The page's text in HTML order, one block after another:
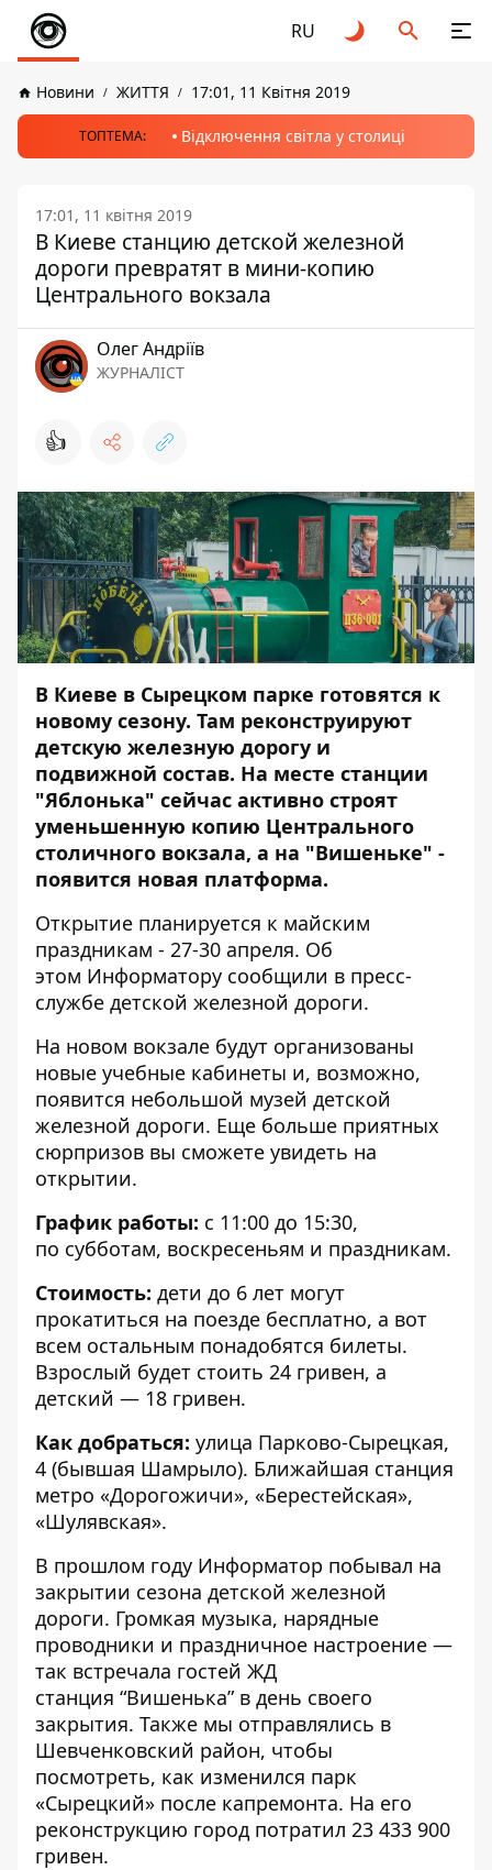
RU
Новини ЖИТТЯ 17:01, 11 Квітня 2019
ТОПТЕМА: Відключення світла у столиці
17:01, 11 квітня 2019
В Киеве станцию детской железной
дороги превратят в мини-копию
Центрального вокзала
Олег Андріїв
ЖУРНАЛІСТ
👍
В Киеве в Сырецком парке готовятся к
новому сезону. Там реконструируют
детскую железную дорогу и
подвижной состав. На месте станции
"Яблонька" сейчас активно строят
уменьшенную копию Центрального
столичного вокзала, а на "Вишеньке" -
появится новая платформа.
Открытие планируется к майским
праздникам - 27-30 апреля. Об
этом Информатору сообщили в пресс-
службе детской железной дороги.
На новом вокзале будут организованы
новые учебные кабинеты и, возможно,
появится небольшой музей детской
железной дороги. Еще больше приятных
сюрпризов вы сможете увидеть на
открытии.
График работы: с 11:00 до 15:30,
по субботам, воскресеньям и праздникам.
Стоимость: дети до 6 лет могут
прокатиться на поезде бесплатно, а вот
всем остальным понадобятся билеты.
Взрослый будет стоить 24 гривен, а
детский — 18 гривен.
Как добраться: улица Парково-Сырецкая,
4 (бывшая Шамрыло). Ближайшая станция
метро «Дорогожичи», «Берестейская»,
«Шулявская».
В прошлом году Информатор побывал на
закрытии сезона детской железной
дороги. Громкая музыка, нарядные
проводники и праздничное настроение —
так встречала гостей ЖД
станция “Вишенька” в день своего
закрытия. Также мы отправлялись в
Шевченковский район, чтобы
посмотреть, как изменился парк
«Сырецкий» после капремонта. На его
реконструкцию город потратил 23 433 900
гривен.